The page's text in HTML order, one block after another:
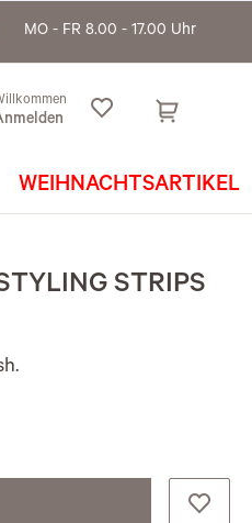
MO - FR 8.00 - 17.00 Uhr
WEIHNACHTSARTIKEL
STRIPS